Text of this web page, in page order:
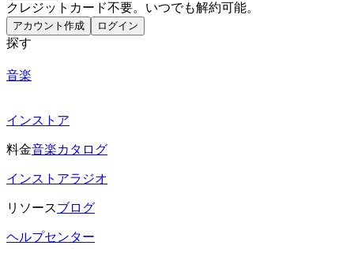
クレジットカード不要。いつでも解約可能。
アカウント作成 ログイン
探す
音楽
インストア
料金音楽カタログ
インストアラジオ
リソースブログ
ヘルプセンター